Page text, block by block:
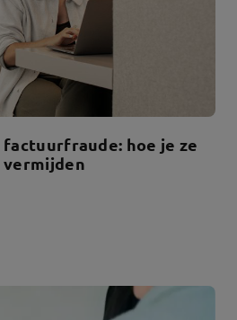
hoe je ze
vermijden